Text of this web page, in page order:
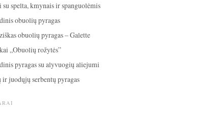
spelta, kmynais ir spanguolėmis
obuolių pyragas
obuolių pyragas – Galette
„Obuolių rožytės”
pyragas su alyvuogių aliejumi
ir juodųjų serbentų pyragas